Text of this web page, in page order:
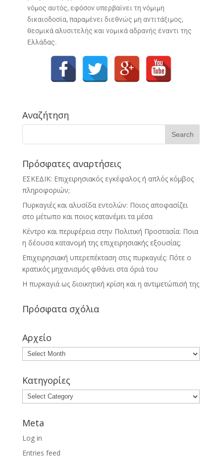
νόμος αυτός, εφόσον υπερβαίνει τη νόμιμη
δικαιοδοσία, παραμένει διεθνώς μη αντιτάξιμος,
θεσμικά αλυσιτελής και νομικά αδρανής έναντι της
Ελλάδας.
Αναζήτηση
Πρόσφατες αναρτήσεις
ΕΣΚΕΔΙΚ: Επιχειρησιακός εγκέφαλος ή απλός κόμβος
πληροφοριών;
Πυρκαγιές και αλυσίδα εντολών: Ποιος αποφασίζει
στο μέτωπο και ποιος κατανέμει τα μέσα
Κέντρο και περιφέρεια στην Πολιτική Προστασία: Ποια
η δέουσα κατανομή της επιχειρησιακής εξουσίας;
Επιχειρησιακή υπερεπέκταση στις πυρκαγιές: Πότε ο
κρατικός μηχανισμός φθάνει στα όριά του
Η πυρκαγιά ως διοικητική κρίση και η αντιμετώπισή της
Πρόσφατα σχόλια
Αρχείο
Κατηγορίες
Meta
Log in
Entries feed